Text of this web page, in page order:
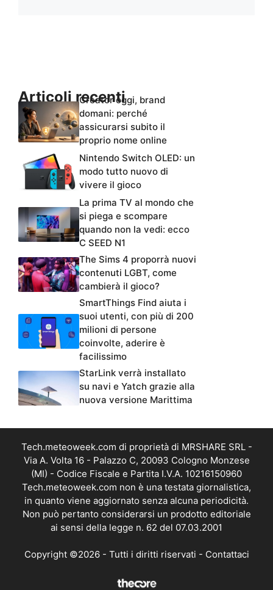
Articoli recenti
Creator oggi, brand
domani: perché
assicurarsi subito il
proprio nome online
Nintendo Switch OLED: un
modo tutto nuovo di
vivere il gioco
La prima TV al mondo che
si piega e scompare
quando non la vedi: ecco
C SEED N1
The Sims 4 proporrà nuovi
contenuti LGBT, come
cambierà il gioco?
SmartThings Find aiuta i
suoi utenti, con più di 200
milioni di persone
coinvolte, aderire è
facilissimo
StarLink verrà installato
su navi e Yatch grazie alla
nuova versione Marittima
Tech.meteoweek.com di proprietà di MRSHARE SRL -
Via A. Volta 16 - Palazzo C, 20093 Cologno Monzese
(MI) - Codice Fiscale e Partita I.V.A. 10216150960
Tech.meteoweek.com non è una testata giornalistica,
in quanto viene aggiornato senza alcuna periodicità.
Non può pertanto considerarsi un prodotto editoriale
ai sensi della legge n. 62 del 07.03.2001
Copyright ©2026 - Tutti i diritti riservati - Contattaci